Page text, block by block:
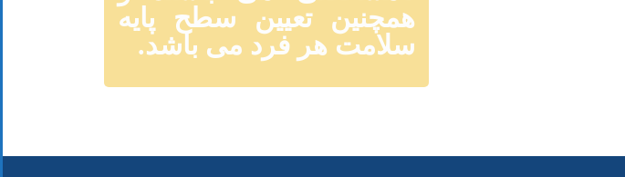
همچنین تعیین سطح پایه
سلامت هر فرد می باشد.